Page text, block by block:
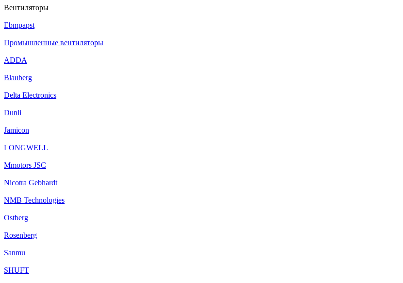
Вентиляторы
Ebmpapst
Промышленные вентиляторы
ADDA
Blauberg
Delta Electronics
Dunli
Jamicon
LONGWELL
Mmotors JSC
Nicotra Gebhardt
NMB Technologies
Ostberg
Rosenberg
Sanmu
SHUFT